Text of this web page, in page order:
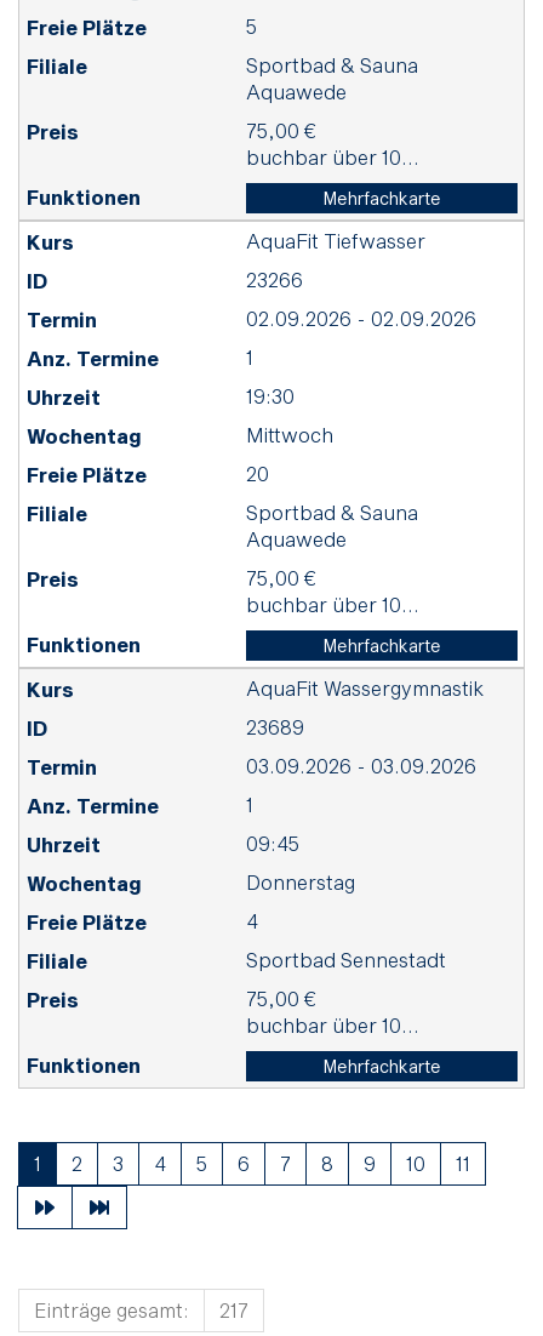
5
Sportbad & Sauna
Aquawede
75,00 €
buchbar über 10...
Mehrfachkarte
AquaFit Tiefwasser
23266
02.09.2026 - 02.09.2026
1
19:30
Mittwoch
20
Sportbad & Sauna
Aquawede
75,00 €
buchbar über 10...
Mehrfachkarte
AquaFit Wassergymnastik
23689
03.09.2026 - 03.09.2026
1
09:45
Donnerstag
4
Sportbad Sennestadt
75,00 €
buchbar über 10...
Mehrfachkarte
1 2 3 4 5 6 7 8 9 10 11
Einträge gesamt: 217